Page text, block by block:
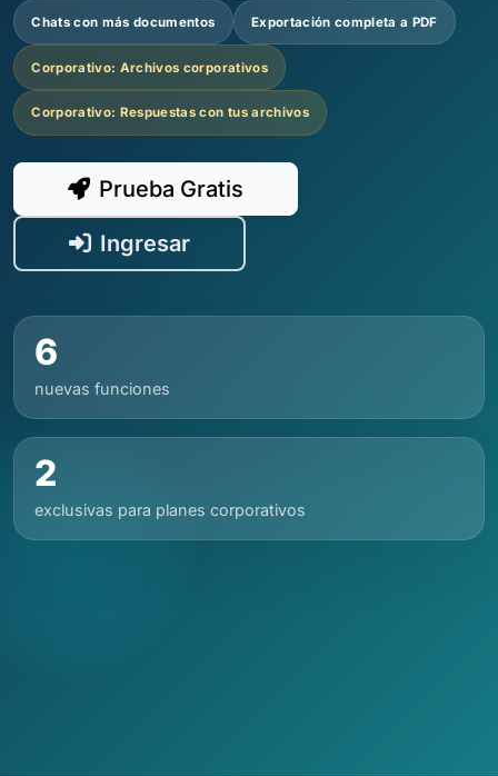
Chats con más documentos Exportación completa a PDF
Corporativo: Archivos corporativos
Corporativo: Respuestas con tus archivos
Prueba Gratis
Ingresar
6
nuevas funciones
2
exclusivas para planes corporativos